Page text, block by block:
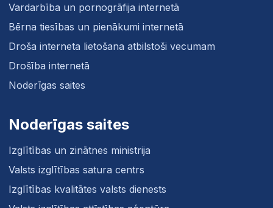
Vardarbība un pornogrāfija internetā
Bērna tiesības un pienākumi internetā
Droša interneta lietošana atbilstoši vecumam
Drošība internetā
Noderīgas saites
Noderīgas saites
Izglītības un zinātnes ministrija
Valsts izglītības satura centrs
Izglītības kvalitātes valsts dienests